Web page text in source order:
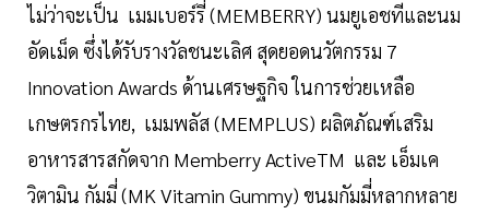
ไม่ว่าจะเป็น เมมเบอร์รี่ (MEMBERRY) นมยูเอชทีและนม
อัดเม็ด ซึ่งได้รับรางวัลชนะเลิศ สุดยอดนวัตกรรม 7
Innovation Awards ด้านเศรษฐกิจ ในการช่วยเหลือ
เกษตรกรไทย, เมมพลัส (MEMPLUS) ผลิตภัณฑ์เสริม
อาหารสารสกัดจาก Memberry ActiveTM และ เอ็มเค
วิตามิน กัมมี่ (MK Vitamin Gummy) ขนมกัมมี่หลากหลาย